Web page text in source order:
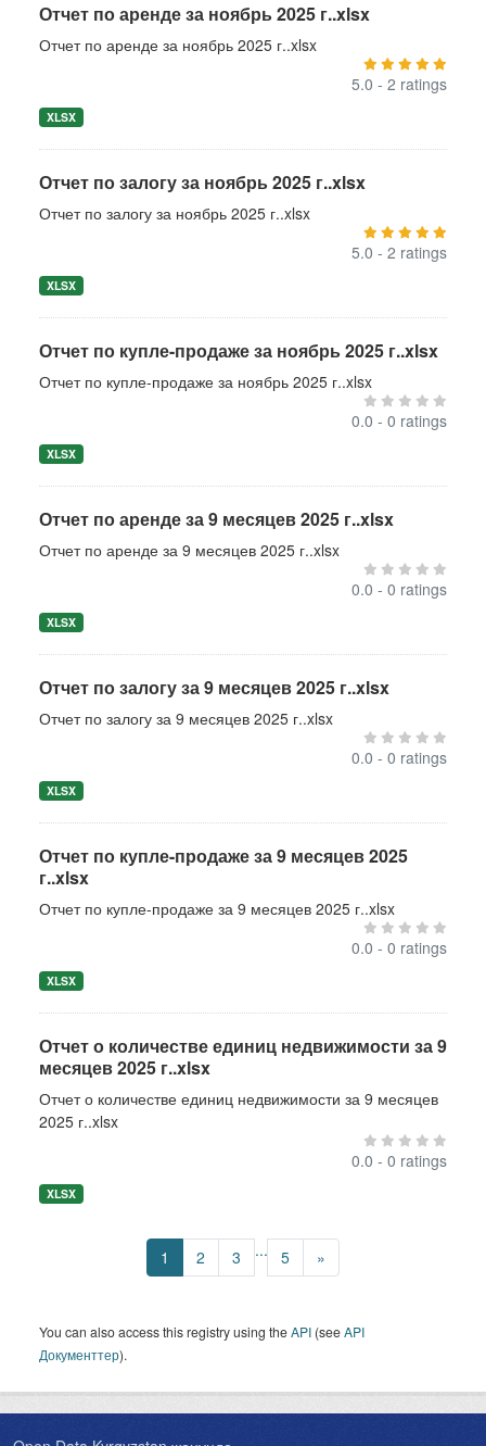
Отчет по аренде за ноябрь 2025 г..xlsx
Отчет по аренде за ноябрь 2025 г..xlsx
5.0 - 2 ratings
XLSX
Отчет по залогу за ноябрь 2025 г..xlsx
Отчет по залогу за ноябрь 2025 г..xlsx
5.0 - 2 ratings
XLSX
Отчет по купле-продаже за ноябрь 2025 г..xlsx
Отчет по купле-продаже за ноябрь 2025 г..xlsx
0.0 - 0 ratings
XLSX
Отчет по аренде за 9 месяцев 2025 г..xlsx
Отчет по аренде за 9 месяцев 2025 г..xlsx
0.0 - 0 ratings
XLSX
Отчет по залогу за 9 месяцев 2025 г..xlsx
Отчет по залогу за 9 месяцев 2025 г..xlsx
0.0 - 0 ratings
XLSX
Отчет по купле-продаже за 9 месяцев 2025
г..xlsx
Отчет по купле-продаже за 9 месяцев 2025 г..xlsx
0.0 - 0 ratings
XLSX
Отчет о количестве единиц недвижимости за 9
месяцев 2025 г..xlsx
Отчет о количестве единиц недвижимости за 9 месяцев
2025 г..xlsx
0.0 - 0 ratings
XLSX
1 2 3 ... 5 »
You can also access this registry using theAPI (seeAPI
Документтер).